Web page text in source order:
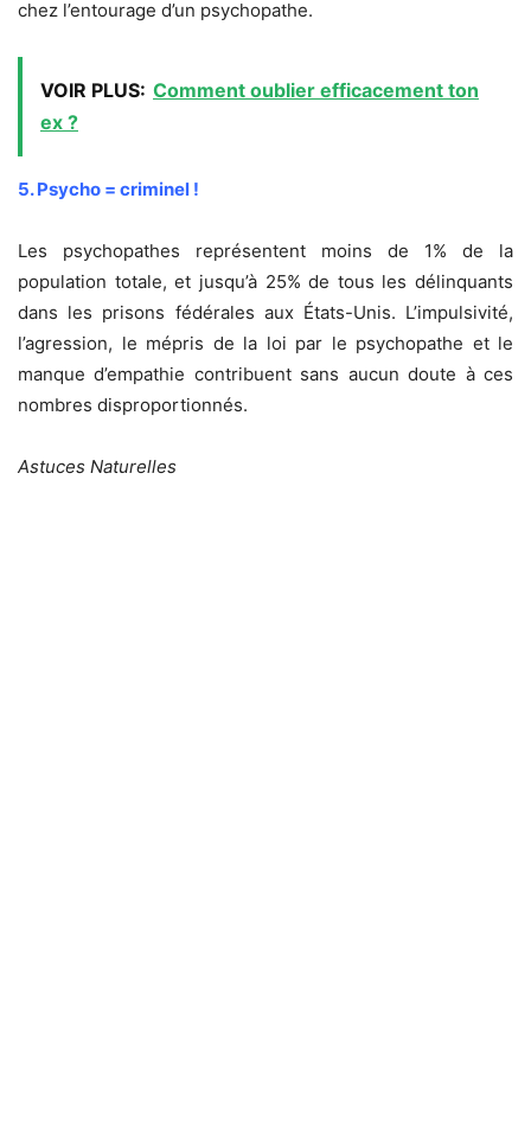
chez l’entourage d’un psychopathe.
VOIR PLUS: Comment oublier efficacement ton
ex ?
5. Psycho = criminel !
Les psychopathes représentent moins de 1% de la
population totale, et jusqu’à 25% de tous les délinquants
dans les prisons fédérales aux États-Unis. L’impulsivité,
l’agression, le mépris de la loi par le psychopathe et le
manque d’empathie contribuent sans aucun doute à ces
nombres disproportionnés.
Astuces Naturelles